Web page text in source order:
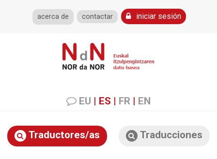
acerca de contactar iniciar sesión
EU | ES | FR | EN
Traductores/as Traducciones